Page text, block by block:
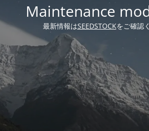
Maintenance
最新情報はSEEDSTOCKをご確認